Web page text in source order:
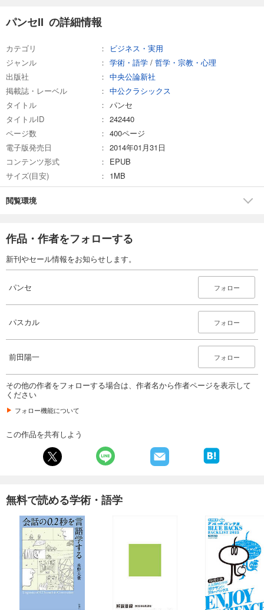
パンセII の詳細情報
カテゴリ
ビジネス・実用
ジャンル
学術・語学 / 哲学・宗教・心理
出版社
中央公論新社
掲載誌・レーベル
中公クラシックス
タイトル
パンセ
タイトルID
242440
ページ数
400ページ
電子版発売日
2014年01月31日
コンテンツ形式
EPUB
サイズ(目安)
1MB
閲覧環境
作品・作者をフォローする
新刊やセール情報をお知らせします。
パンセ フォロー
パスカル フォロー
前田陽一 フォロー
その他の作者をフォローする場合は、作者名から作者ページを表示して
ください
フォロー機能について
この作品を共有しよう
無料で読める学術・語学